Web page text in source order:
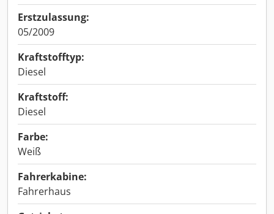
Erstzulassung:
05/2009
Kraftstofftyp:
Diesel
Kraftstoff:
Diesel
Farbe:
Weiß
Fahrerkabine:
Fahrerhaus